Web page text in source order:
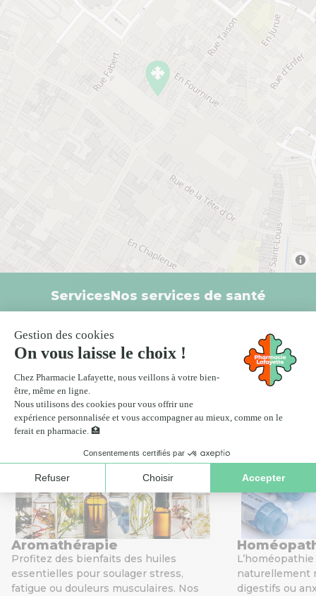
ServicesNos services de santé
Services
Scan ordonnance
Nos services de santé
Aromathérapie
Profitez des bienfaits des huiles
essentielles pour soulager stress,
fatigue ou douleurs musculaires. Nos
naturellement
digestifs ou